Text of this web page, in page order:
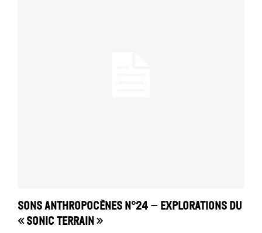
Sons anthropocènes n°24 – Explorations du
« Sonic Terrain »